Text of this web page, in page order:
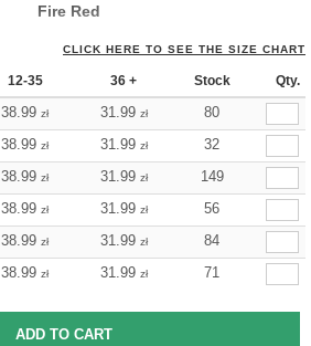
Fire Red
CLICK HERE TO SEE THE SIZE CHART
12-35 36 + Stock Qty.
38.99 zł 31.99 zł
80
38.99 zł 31.99 zł
32
38.99 zł 31.99 zł
149
38.99 zł 31.99 zł
56
38.99 zł 31.99 zł
84
38.99 zł 31.99 zł 71